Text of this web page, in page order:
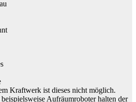
Kraftwerk ist dieses nicht möglich.
Aufräumroboter halten der